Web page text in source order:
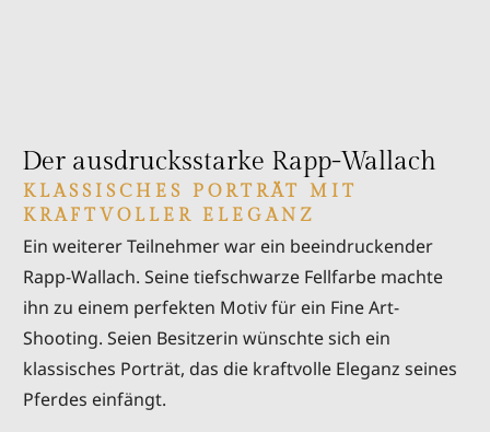
Der ausdrucksstarke Rapp-Wallach
KLASSISCHES PORTRÄT MIT
KRAFTVOLLER ELEGANZ
Ein weiterer Teilnehmer war ein beeindruckender
Rapp-Wallach. Seine tiefschwarze Fellfarbe machte
ihn zu einem perfekten Motiv für ein Fine Art-
Shooting. Seien Besitzerin wünschte sich ein
klassisches Porträt, das die kraftvolle Eleganz seines
Pferdes einfängt.